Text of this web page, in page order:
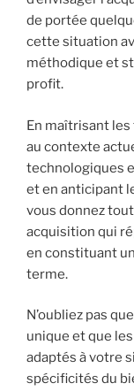
de portée
cette situation
méthodique et
profit.
En maîtrisant
au contexte
technologiques
et en anticipant
vous donnez
acquisition qui
en constituant un
terme.
N’oubliez pas
unique et que
adaptés à votre
spécificités du